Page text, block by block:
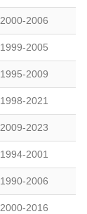
2000-2006
1999-2005
1995-2009
1998-2021
2009-2023
1994-2001
1990-2006
2000-2016